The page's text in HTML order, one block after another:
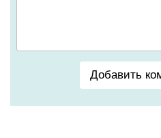
Добавить